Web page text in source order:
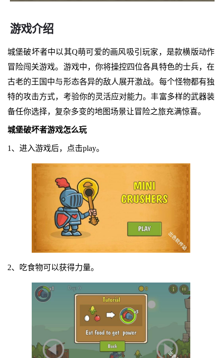
游戏介绍
城堡破坏者中以其Q萌可爱的画风吸引玩家，是款横版动作
冒险闯关游戏。游戏中，你将操控四位各具特色的士兵，在
古老的王国中与形态各异的敌人展开激战。每个怪物都有独
特的攻击方式，考验你的灵活应对能力。丰富多样的武器装
备任你选择，复杂多变的地图场景让冒险之旅充满惊喜。
城堡破坏者游戏怎么玩
1、进入游戏后，点击play。
2、吃食物可以获得力量。